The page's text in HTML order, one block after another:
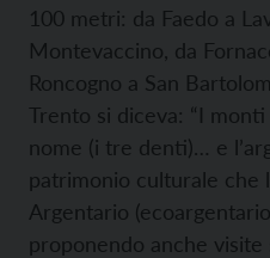
100 metri: da Faedo a
Montevaccino, da
Roncogno a San
Trento si diceva: “I
nome (i tre denti)… e
patrimonio culturale che
Argentario
proponendo anche